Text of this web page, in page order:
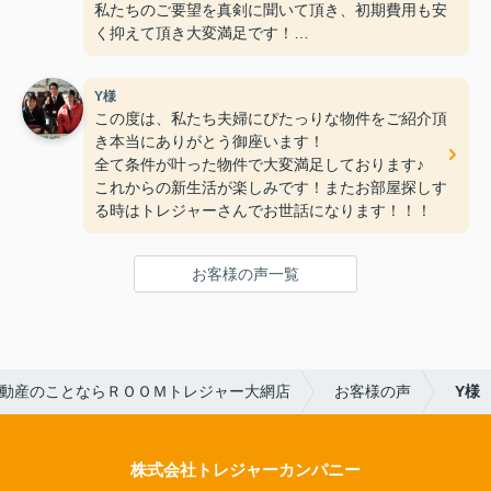
私たちのご要望を真剣に聞いて頂き、初期費用も安
く抑えて頂き大変満足です！
何社か不動産会社に行きましたが、ＲＯＯＭトレジ
ャー大網店さんの親切丁寧な接客
が一番良く、こんなに早く素敵なお部屋に巡り合え
ると思いませんでした。（笑）
これからもお仕事頑張って下さい！！
Y様
この度は、私たち夫婦にぴたっりな物件をご紹介頂
き本当にありがとう御座います！
全て条件が叶った物件で大変満足しております♪
これからの新生活が楽しみです！またお部屋探しす
る時はトレジャーさんでお世話になります！！！
お客様の声一覧
産のことならＲＯＯＭトレジャー大網店 お客様の声 Y様
株式会社トレジャーカンパニー